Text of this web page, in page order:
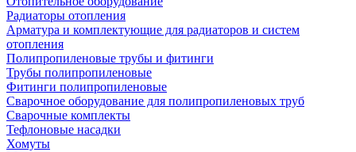
Радиаторы отопления
Арматура и комплектующие для радиаторов и систем
отопления
Полипропиленовые трубы и фитинги
Трубы полипропиленовые
Фитинги полипропиленовые
Сварочное оборудование для полипропиленовых труб
Сварочные комплекты
Тефлоновые насадки
Хомуты